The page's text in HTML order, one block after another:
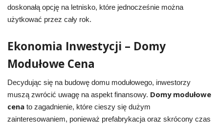
doskonałą opcję na letnisko, które jednocześnie można
użytkować przez cały rok.
Ekonomia Inwestycji – Domy
Modułowe Cena
Decydując się na budowę domu modułowego, inwestorzy
muszą zwrócić uwagę na aspekt finansowy. Domy modułowe
cenato zagadnienie, które cieszy się dużym
zainteresowaniem, ponieważ prefabrykacja oraz skrócony czas